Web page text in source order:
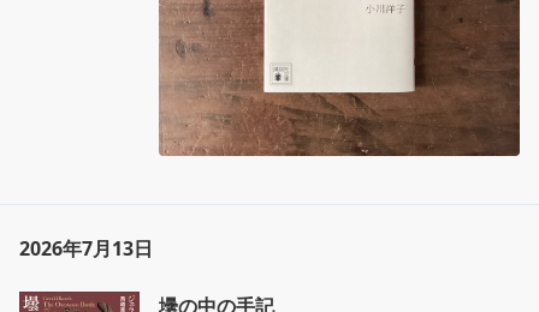
2026年7月13日
壜の中の手記